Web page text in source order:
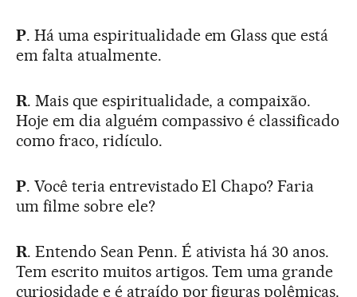
P. Há uma espiritualidade em Glass que está
em falta atualmente.
R. Mais que espiritualidade, a compaixão.
Hoje em dia alguém compassivo é classificado
como fraco, ridículo.
P. Você teria entrevistado El Chapo? Faria
um filme sobre ele?
R. Entendo Sean Penn. É ativista há 30 anos.
Tem escrito muitos artigos. Tem uma grande
curiosidade e é atraído por figuras polêmicas.